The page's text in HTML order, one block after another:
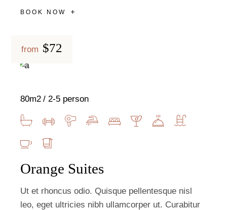
BOOK NOW
from $72
Orange Suites
Ut et rhoncus odio. Quisque pellentesque nisl
leo, eget ultricies nibh ullamcorper ut. Curabitur
80m2 2-5 person